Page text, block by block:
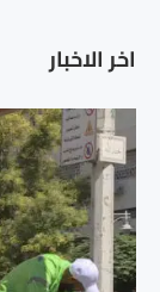
اخر الاخبار